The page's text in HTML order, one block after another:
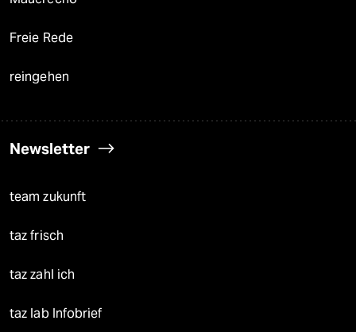
Freie Rede
reingehen
Newsletter
team zukunft
taz frisch
taz zahl ich
taz lab Infobrief